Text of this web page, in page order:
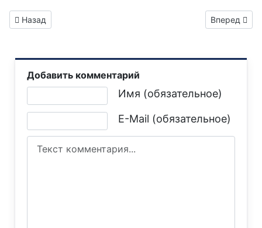
Предыдущий: Горловчанам продлили правило отмены
Назад Следующий:
Вперед
Добавить комментарий
Имя (обязательное)
E-Mail (обязательное)
Текст комментария